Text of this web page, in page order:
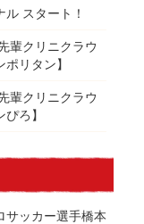
スタート！
輩クリニクラウ
リタン】
輩クリニクラウ
ろ】
ッカー選手橋本